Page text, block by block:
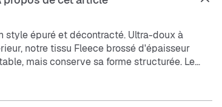
style épuré et décontracté. Ultra-doux à
notre tissu Fleece brossé d'épaisseur
mais conserve sa forme structurée. Le
look usé, tandis que la coupe standard est
corps.